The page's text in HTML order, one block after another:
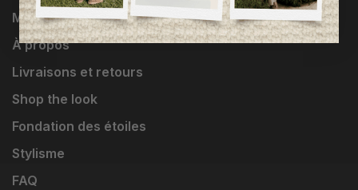
Marques
À propos
Livraisons et retours
Shop the look
Fondation des étoiles
Stylisme
FAQ